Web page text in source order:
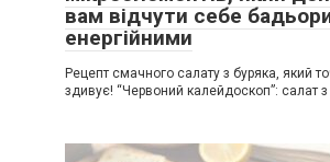
вам відчути себе
енергійними
Рецепт смачного салату з буряка, який
здивує! “Червоний калейдоскоп”: салат з